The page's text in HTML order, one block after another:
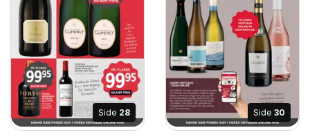
Side 28 Side 30